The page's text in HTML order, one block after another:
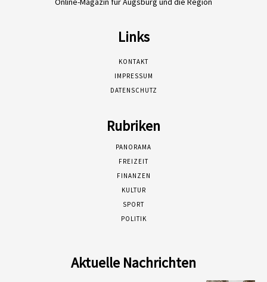
Links
KONTAKT
IMPRESSUM
DATENSCHUTZ
Rubriken
PANORAMA
FREIZEIT
FINANZEN
KULTUR
SPORT
POLITIK
Aktuelle Nachrichten